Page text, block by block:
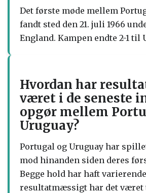
Det første møde mellem
fandt sted den 21. juli 1966
England. Kampen endte 2-1 til
Hvordan har
været i de seneste
opgør mellem
Uruguay?
Portugal og Uruguay har
mod hinanden siden deres
Begge hold har haft
resultatmæssigt har det været